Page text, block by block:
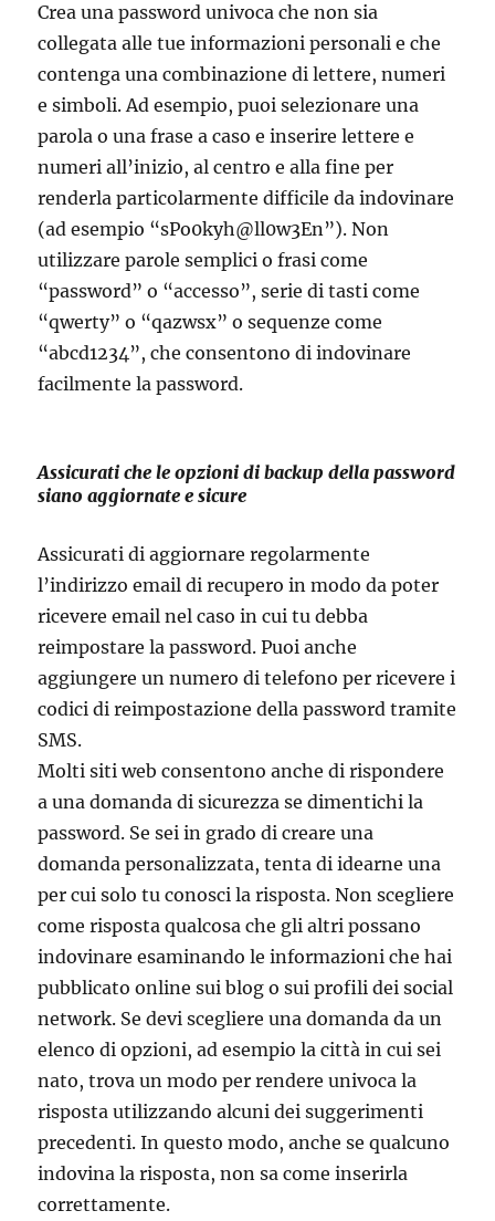
Crea una password univoca che non sia
collegata alle tue informazioni personali e che
contenga una combinazione di lettere, numeri
e simboli. Ad esempio, puoi selezionare una
parola o una frase a caso e inserire lettere e
numeri all’inizio, al centro e alla fine per
renderla particolarmente difficile da indovinare
(ad esempio “sPo0kyh@ll0w3En”). Non
utilizzare parole semplici o frasi come
“password” o “accesso”, serie di tasti come
“qwerty” o “qazwsx” o sequenze come
“abcd1234”, che consentono di indovinare
facilmente la password.
Assicurati che le opzioni di backup della password
siano aggiornate e sicure
Assicurati di aggiornare regolarmente
l’indirizzo email di recupero in modo da poter
ricevere email nel caso in cui tu debba
reimpostare la password. Puoi anche
aggiungere un numero di telefono per ricevere i
codici di reimpostazione della password tramite
SMS.
Molti siti web consentono anche di rispondere
a una domanda di sicurezza se dimentichi la
password. Se sei in grado di creare una
domanda personalizzata, tenta di idearne una
per cui solo tu conosci la risposta. Non scegliere
come risposta qualcosa che gli altri possano
indovinare esaminando le informazioni che hai
pubblicato online sui blog o sui profili dei social
network. Se devi scegliere una domanda da un
elenco di opzioni, ad esempio la città in cui sei
nato, trova un modo per rendere univoca la
risposta utilizzando alcuni dei suggerimenti
precedenti. In questo modo, anche se qualcuno
indovina la risposta, non sa come inserirla
correttamente.